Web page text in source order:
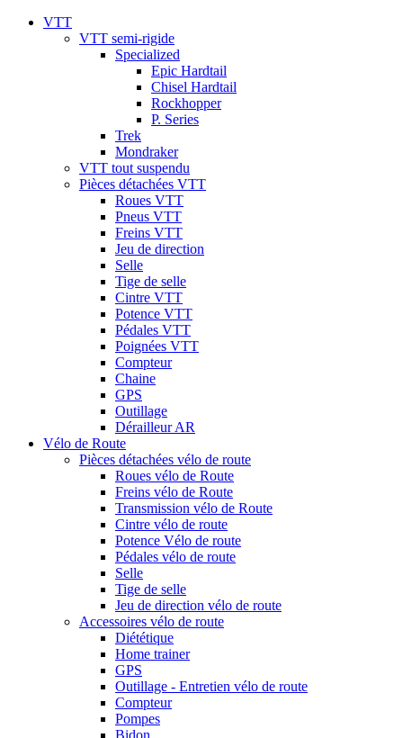
VTT
VTT semi-rigide
Specialized
Epic Hardtail
Chisel Hardtail
Rockhopper
P. Series
Trek
Mondraker
VTT tout suspendu
Pièces détachées VTT
Roues VTT
Pneus VTT
Freins VTT
Jeu de direction
Selle
Tige de selle
Cintre VTT
Potence VTT
Pédales VTT
Poignées VTT
Compteur
Chaine
GPS
Outillage
Dérailleur AR
Vélo de Route
Pièces détachées vélo de route
Roues vélo de Route
Freins vélo de Route
Transmission vélo de Route
Cintre vélo de route
Potence Vélo de route
Pédales vélo de route
Selle
Tige de selle
Jeu de direction vélo de route
Accessoires vélo de route
Diététique
Home trainer
GPS
Outillage - Entretien vélo de route
Compteur
Pompes
Bidon